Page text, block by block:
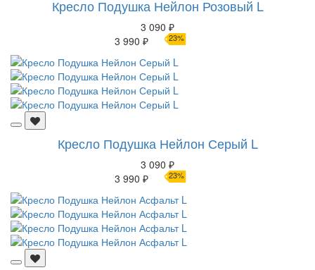
Кресло Подушка Нейлон Розовый L
3 090 ₽
3 990 ₽
23%
Кресло Подушка Нейлон Серый L
3 090 ₽
3 990 ₽
23%